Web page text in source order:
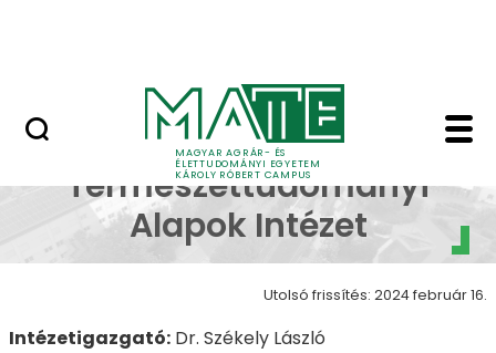
MAGYAR AGRÁR- ÉS
ÉLETTUDOMÁNYI EGYETEM
KÁROLY RÓBERT CAMPUS
Matematika és
Matematika és
Természettudományi
Alapok Intézet
Utolsó frissítés: 2024 február 16.
Intézetigazgató: Dr. Székely László